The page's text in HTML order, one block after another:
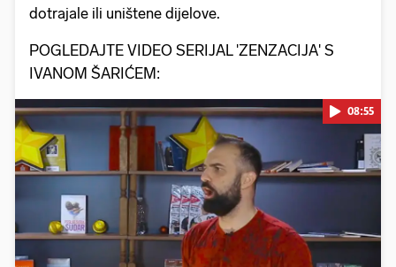
dotrajale ili uništene dijelove.
POGLEDAJTE VIDEO SERIJAL 'ZENZACIJA' S
IVANOM ŠARIĆEM:
Pokretanje videa...
08:55